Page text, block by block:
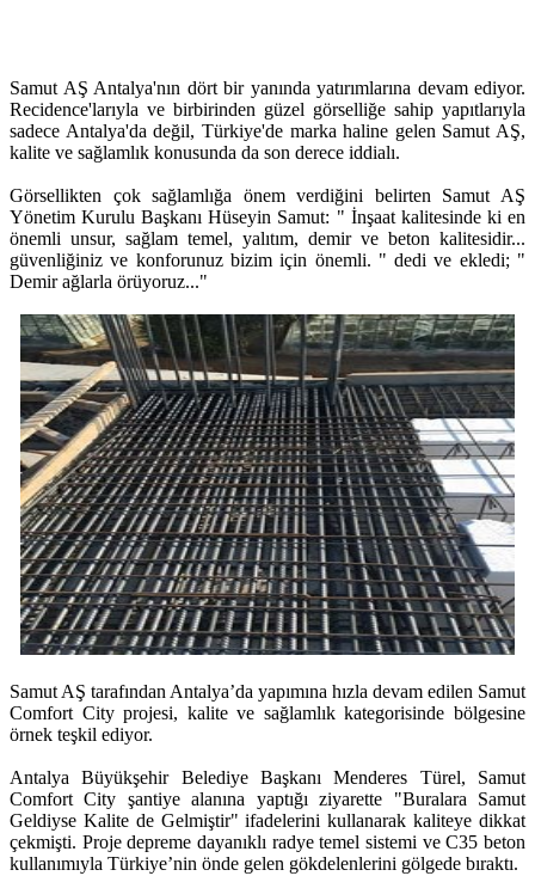
Samut AŞ Antalya'nın dört bir yanında yatırımlarına devam ediyor.
Recidence'larıyla ve birbirinden güzel görselliğe sahip yapıtlarıyla
sadece Antalya'da değil, Türkiye'de marka haline gelen Samut AŞ,
kalite ve sağlamlık konusunda da son derece iddialı.
Görsellikten çok sağlamlığa önem verdiğini belirten Samut AŞ
Yönetim Kurulu Başkanı Hüseyin Samut: " İnşaat kalitesinde ki en
önemli unsur, sağlam temel, yalıtım, demir ve beton kalitesidir...
güvenliğiniz ve konforunuz bizim için önemli. " dedi ve ekledi; "
Demir ağlarla örüyoruz..."
Samut AŞ tarafından Antalya’da yapımına hızla devam edilen Samut
Comfort City projesi, kalite ve sağlamlık kategorisinde bölgesine
örnek teşkil ediyor.
Antalya Büyükşehir Belediye Başkanı Menderes Türel, Samut
Comfort City şantiye alanına yaptığı ziyarette "Buralara Samut
Geldiyse Kalite de Gelmiştir" ifadelerini kullanarak kaliteye dikkat
çekmişti. Proje depreme dayanıklı radye temel sistemi ve C35 beton
kullanımıyla Türkiye’nin önde gelen gökdelenlerini gölgede bıraktı.